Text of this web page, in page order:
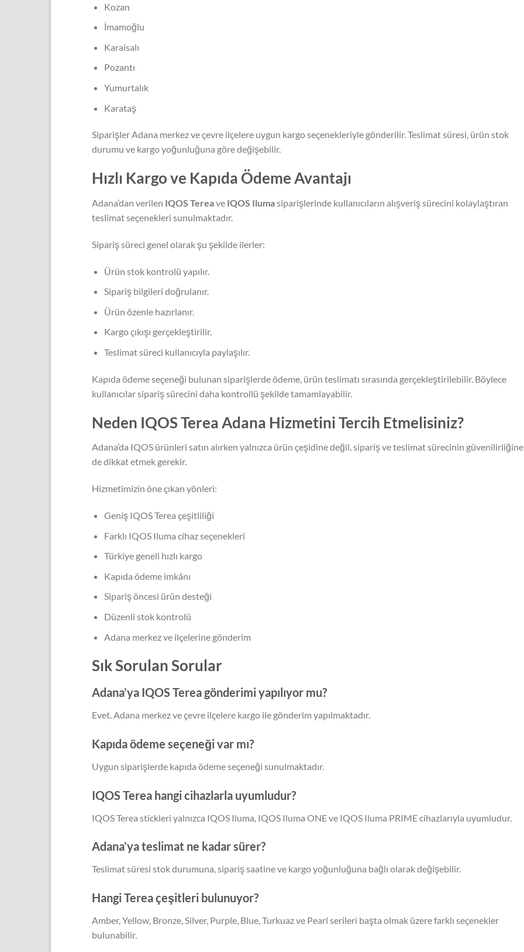
Kozan
İmamoğlu
Karaisalı
Pozantı
Yumurtalık
Karataş
Siparişler Adana merkez ve çevre ilçelere uygun kargo seçenekleriyle gönderilir. Teslimat süresi, ürün stok
durumu ve kargo yoğunluğuna göre değişebilir.
Hızlı Kargo ve Kapıda Ödeme Avantajı
Adana’dan verilen IQOS Tereave IQOS Ilumasiparişlerinde kullanıcıların alışveriş sürecini kolaylaştıran
teslimat seçenekleri sunulmaktadır.
Sipariş süreci genel olarak şu şekilde ilerler:
Ürün stok kontrolü yapılır.
Sipariş bilgileri doğrulanır.
Ürün özenle hazırlanır.
Kargo çıkışı gerçekleştirilir.
Teslimat süreci kullanıcıyla paylaşılır.
Kapıda ödeme seçeneği bulunan siparişlerde ödeme, ürün teslimatı sırasında gerçekleştirilebilir. Böylece
kullanıcılar sipariş sürecini daha kontrollü şekilde tamamlayabilir.
Neden IQOS Terea Adana Hizmetini Tercih Etmelisiniz?
Adana’da IQOS ürünleri satın alırken yalnızca ürün çeşidine değil, sipariş ve teslimat sürecinin güvenilirliğine
de dikkat etmek gerekir.
Hizmetimizin öne çıkan yönleri:
Geniş IQOS Terea çeşitliliği
Farklı IQOS Iluma cihaz seçenekleri
Türkiye geneli hızlı kargo
Kapıda ödeme imkânı
Sipariş öncesi ürün desteği
Düzenli stok kontrolü
Adana merkez ve ilçelerine gönderim
Sık Sorulan Sorular
Adana’ya IQOS Terea gönderimi yapılıyor mu?
Evet. Adana merkez ve çevre ilçelere kargo ile gönderim yapılmaktadır.
Kapıda ödeme seçeneği var mı?
Uygun siparişlerde kapıda ödeme seçeneği sunulmaktadır.
IQOS Terea hangi cihazlarla uyumludur?
IQOS Terea stickleri yalnızca IQOS Iluma, IQOS Iluma ONE ve IQOS Iluma PRIME cihazlarıyla uyumludur.
Adana’ya teslimat ne kadar sürer?
Teslimat süresi stok durumuna, sipariş saatine ve kargo yoğunluğuna bağlı olarak değişebilir.
Hangi Terea çeşitleri bulunuyor?
Amber, Yellow, Bronze, Silver, Purple, Blue, Turkuaz ve Pearl serileri başta olmak üzere farklı seçenekler
bulunabilir.